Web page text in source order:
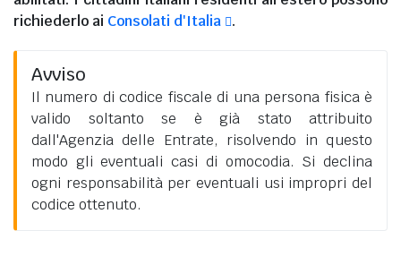
richiederlo ai Consolati d'Italia .
Avviso
Il numero di codice fiscale di una persona fisica è
valido soltanto se è già stato attribuito
dall'Agenzia delle Entrate, risolvendo in questo
modo gli eventuali casi di omocodia. Si declina
ogni responsabilità per eventuali usi impropri del
codice ottenuto.